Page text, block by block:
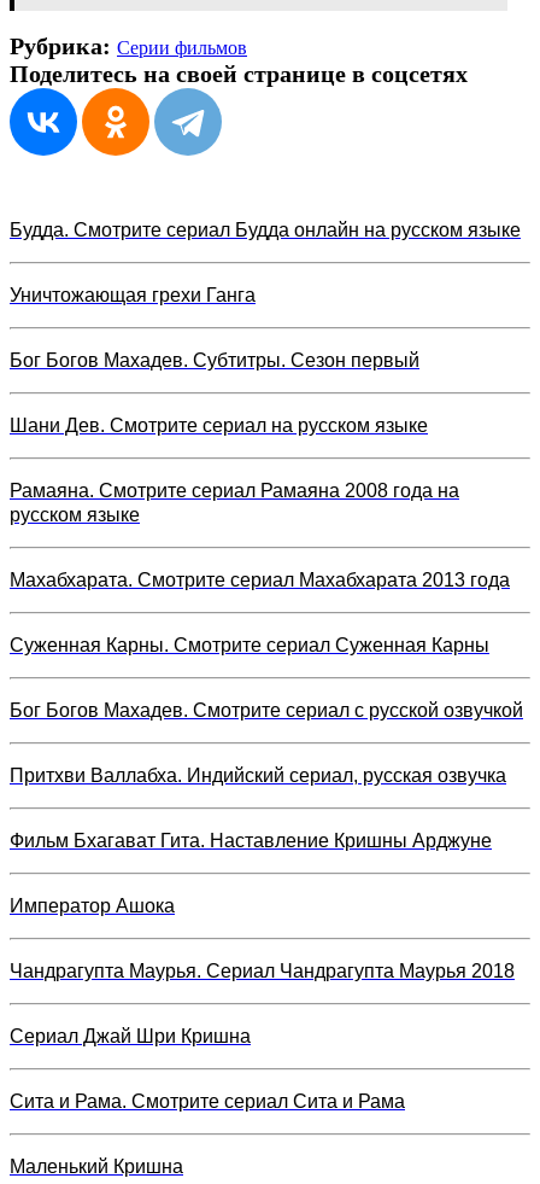
Рубрика: Серии фильмов
Поделитесь на своей странице в соцсетях
Будда. Смотрите сериал Будда онлайн на русском языке
Уничтожающая грехи Ганга
Бог Богов Махадев. Субтитры. Сезон первый
Шани Дев. Смотрите сериал на русском языке
Рамаяна. Смотрите сериал Рамаяна 2008 года на
русском языке
Махабхарата. Смотрите сериал Махабхарата 2013 года
Суженная Карны. Смотрите сериал Суженная Карны
Бог Богов Махадев. Смотрите сериал с русской озвучкой
Притхви Валлабха. Индийский сериал, русская озвучка
Фильм Бхагават Гита. Наставление Кришны Арджуне
Император Ашока
Чандрагупта Маурья. Сериал Чандрагупта Маурья 2018
Сериал Джай Шри Кришна
Сита и Рама. Смотрите сериал Сита и Рама
Маленький Кришна